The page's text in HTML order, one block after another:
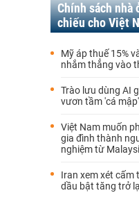
Chính sách nhà
chiếu cho Việt
Mỹ áp thuế 15%
nhắm thẳng vào
Trào lưu dùng AI
vươn tầm 'cá
Việt Nam muốn
gia đình thành
nghiệm từ
Iran xem xét cấm
dầu bật tăng trở